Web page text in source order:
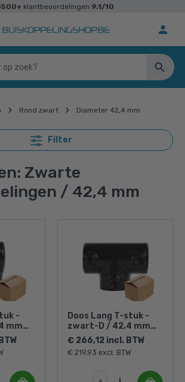
klantbeoordelingen 9.1/10
Rond zwart Diameter 42,4 mm
Filter
Zwarte
/ 42,4 mm
-
mm
Doos Lang T-stuk -
zwart-D / 42,4 mm
(20 stuks)
€ 266,12 incl. BTW
€ 219,93 excl. BTW